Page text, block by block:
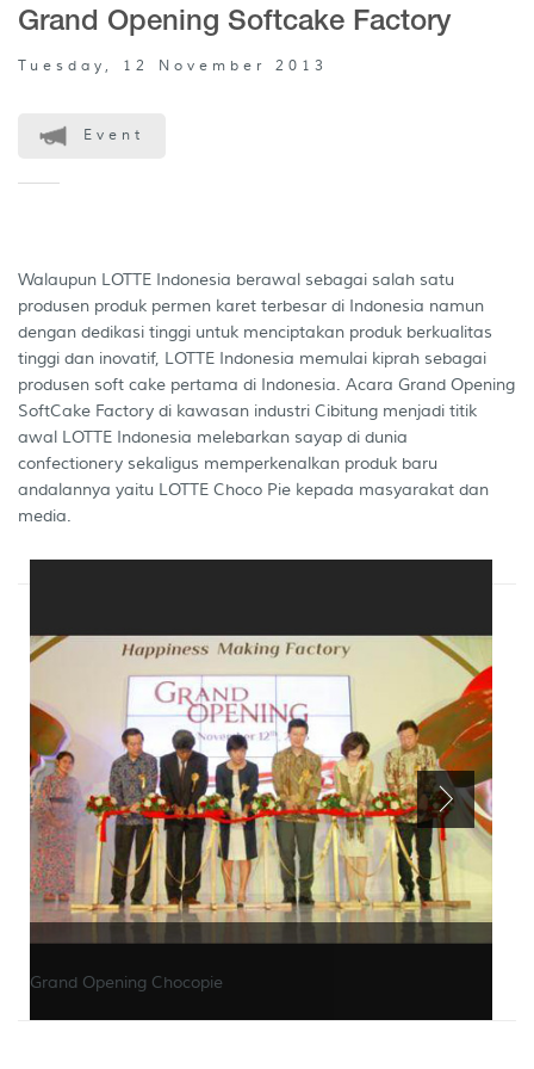
Grand Opening Softcake Factory
Tuesday, 12 November 2013
Event
Walaupun LOTTE Indonesia berawal sebagai salah satu
produsen produk permen karet terbesar di Indonesia namun
dengan dedikasi tinggi untuk menciptakan produk berkualitas
tinggi dan inovatif, LOTTE Indonesia memulai kiprah sebagai
produsen soft cake pertama di Indonesia. Acara Grand Opening
SoftCake Factory di kawasan industri Cibitung menjadi titik
awal LOTTE Indonesia melebarkan sayap di dunia
confectionery sekaligus memperkenalkan produk baru
andalannya yaitu LOTTE Choco Pie kepada masyarakat dan
media.
Grand Opening Chocopie